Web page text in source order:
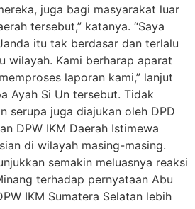
juga bagi masyarakat luar
tersebut,” katanya. “Saya
itu tak berdasar dan terlalu
wilayah. Kami berharap aparat
laporan kami,” lanjut
Ayah Si Un tersebut. Tidak
serupa juga diajukan oleh DPD
DPW IKM Daerah Istimewa
di wilayah masing-masing.
semakin meluasnya reaksi
terhadap pernyataan Abu
IKM Sumatera Selatan lebih